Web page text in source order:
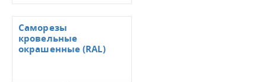
Саморезы
кровельные
окрашенные (RAL)